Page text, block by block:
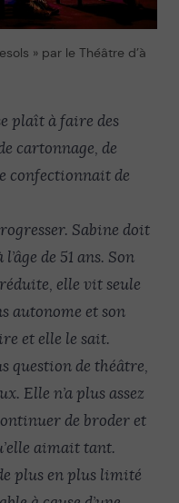
» par le Théâtre d’à
plaît à faire des
cartonnage, de
confectionnait de
Sabine doit
de 51 ans. Son
elle vit seule
autonome et son
et elle le sait.
question de théâtre,
Elle n’a plus assez
de broder et
aimait tant.
plus en plus limité